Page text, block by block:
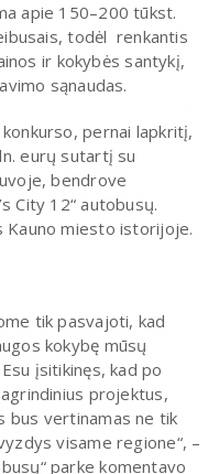
apie 150–200 tūkst.
todėl renkantis
ir kokybės santykį,
sąnaudas.
pernai lapkritį,
eurų sutartį su
bendrove
City 12“ autobusų.
Kauno miesto istorijoje.
tik pasvajoti, kad
kokybę mūsų
įsitikinęs, kad po
projektus,
bus vertinamas ne tik
visame regione“, –
parke komentavo